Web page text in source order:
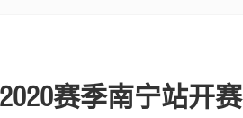
赛季南宁站开赛